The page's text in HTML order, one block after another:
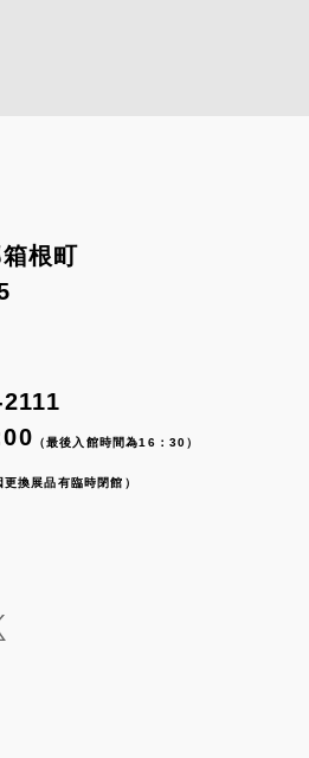
根町
（最後入館時間為16：30）
更換展品有臨時閉館）